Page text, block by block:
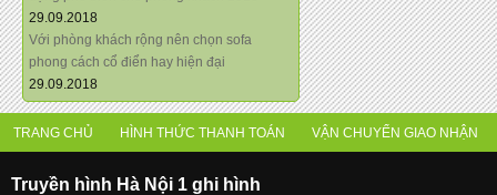
29.09.2018
Với phòng khách rộng nên chọn sofa
phong cách cổ điển hay hiện đại
29.09.2018
TRANG CHỦ HÌNH THỨC THANH TOÁN VẬN CHUYỂN GIAO NHẬN
Truyền hình Hà Nội 1 ghi hình